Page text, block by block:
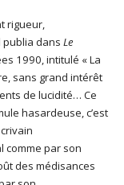
rigueur,
publia dans Le
1990, intitulé « La
sans grand intérêt
de lucidité… Ce
hasardeuse, c’est
comme par son
des médisances